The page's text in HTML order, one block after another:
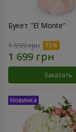
Букет "El Monte"
1 999 грн
Заказать